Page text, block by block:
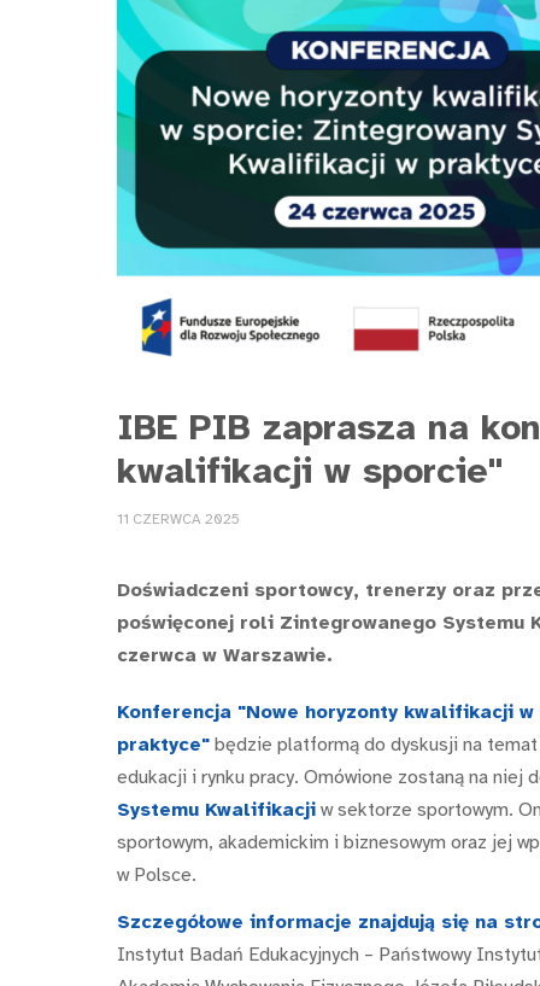
IBE PIB zaprasza na
kwalifikacji w sporcie"
11 CZERWCA 2025
Doświadczeni sportowcy, trenerzy oraz
poświęconej roli Zintegrowanego
czerwca w Warszawie.
Konferencja "Nowe horyzonty kwalifikacji
praktyce" będzie platformą do dyskusji na
edukacji i rynku pracy. Omówione zostaną na niej
Systemu Kwalifikacji w sektorze sportowym.
sportowym, akademickim i biznesowym oraz jej
w Polsce.
Szczegółowe informacje znajdują się na
Instytut Badań Edukacyjnych – Państwowy